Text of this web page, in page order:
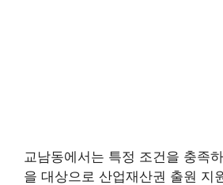
교남동에서는 특정 조건을 충족
을 대상으로 산업재산권 출원 지